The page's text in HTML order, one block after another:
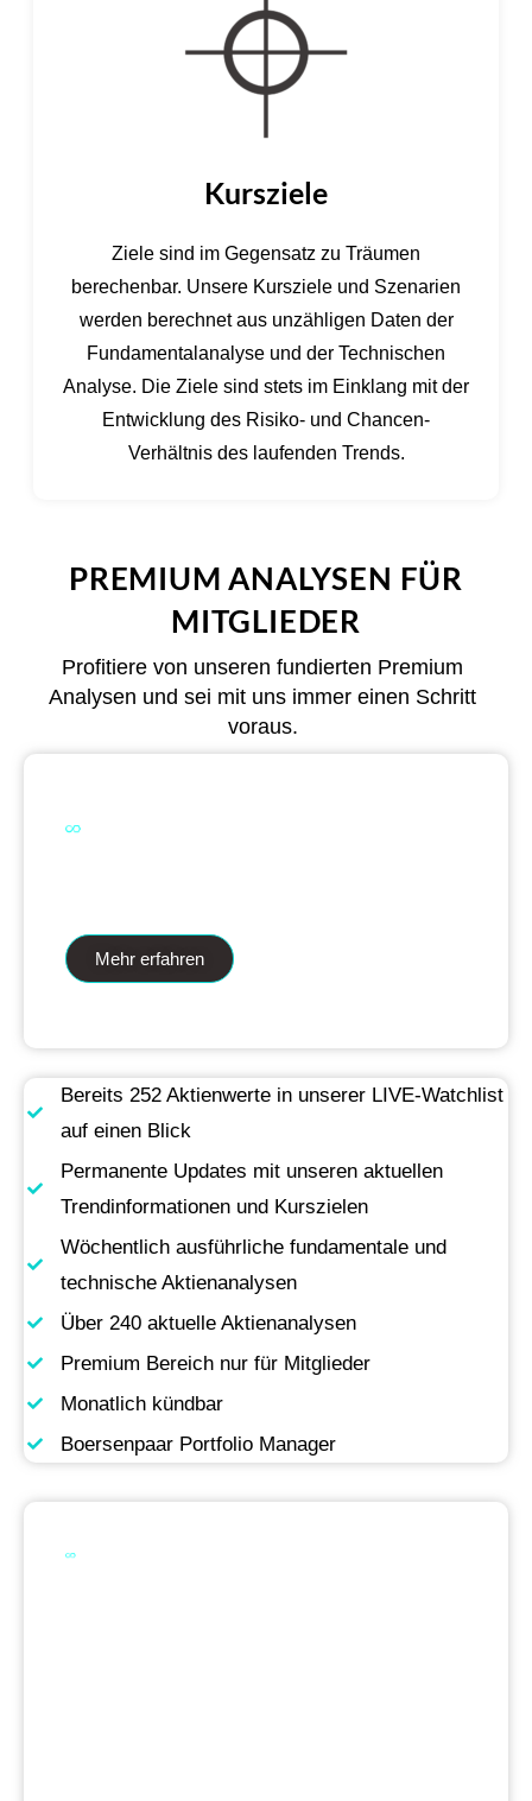
Kursziele
Ziele sind im Gegensatz zu Träumen
berechenbar. Unsere Kursziele und Szenarien
werden berechnet aus unzähligen Daten der
Fundamentalanalyse und der Technischen
Analyse. Die Ziele sind stets im Einklang mit der
Entwicklung des Risiko- und Chancen-
Verhältnis des laufenden Trends.
PREMIUM ANALYSEN FÜR
MITGLIEDER
Profitiere von unseren fundierten Premium
Analysen und sei mit uns immer einen Schritt
voraus.
Mehr erfahren
Bereits 252 Aktienwerte in unserer LIVE-Watchlist
auf einen Blick
Permanente Updates mit unseren aktuellen
Trendinformationen und Kurszielen
Wöchentlich ausführliche fundamentale und
technische Aktienanalysen
Über 240 aktuelle Aktienanalysen
Premium Bereich nur für Mitglieder
Monatlich kündbar
Boersenpaar Portfolio Manager